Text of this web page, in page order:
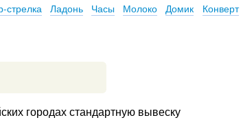
стрелка Ладонь Часы Молоко Домик Конверт
городах стандартную вывеску